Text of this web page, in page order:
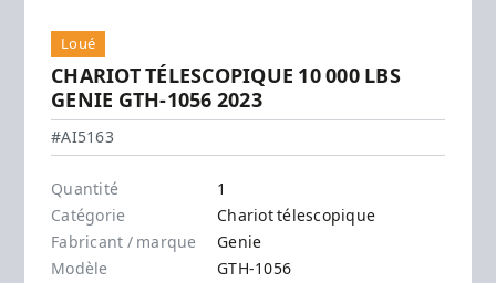
Loué
CHARIOT TÉLESCOPIQUE 10 000 LBS
GENIE GTH-1056 2023
Genie - GTH-1056
#AI5163
Quantité
1
Catégorie
Chariot télescopique
Fabricant / marque
Genie
Modèle
GTH-1056